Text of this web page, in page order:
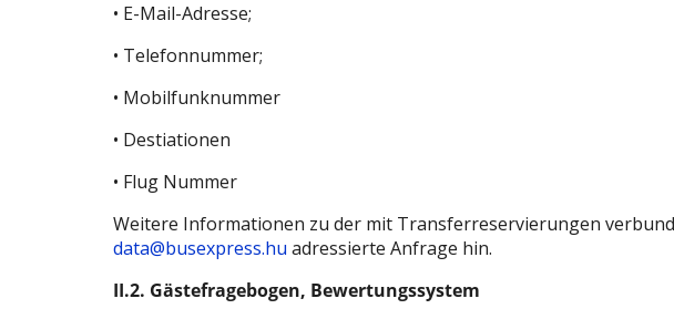
• E-Mail-Adresse;
• Telefonnummer;
• Mobilfunknummer
• Destiationen
• Flug Nummer
Weitere Informationen zu der mit Transferreservierungen
data@busexpress.hu adressierte Anfrage hin.
II.2. Gästefragebogen, Bewertungssystem